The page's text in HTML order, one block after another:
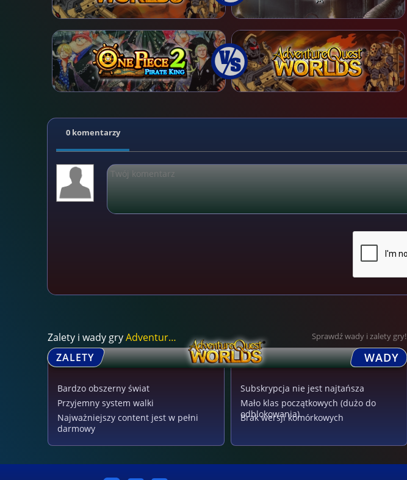
0 komentarzy
Zalety i wady gryAdventureQuest Wor... Sprawdź wady i zalety gry!
ZALETY WADY
Bardzo obszerny świat
Przyjemny system walki
Najważniejszy content jest w pełni
darmowy
Subskrypcja nie jest najtańsza
Mało klas początkowych (dużo do
odblokowania)
Brak wersji komórkowych